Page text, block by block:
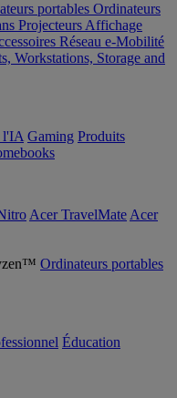
portables Ordinateurs
Projecteurs Affichage
Réseau e-Mobilité
Workstations, Storage and
l'IA Gaming Produits
Acer TravelMate Acer
Ordinateurs portables
Éducation